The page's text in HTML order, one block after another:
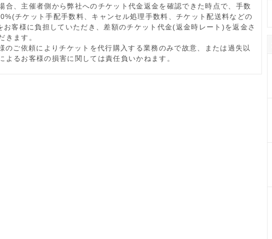
合、主催者側から弊社へのチケット代金返金を確認できた時点で、手数
チケット手配手数料、キャンセル処理手数料、チケット配送料などの
お客様に負担していただき、差額のチケット代金(返金時レ ー ト )を返金さ
きます。
のご依頼によりチケットを代行購入する業務のみで故意、または過失以
よるお客様の損害に 関 しては責任負いかねます。